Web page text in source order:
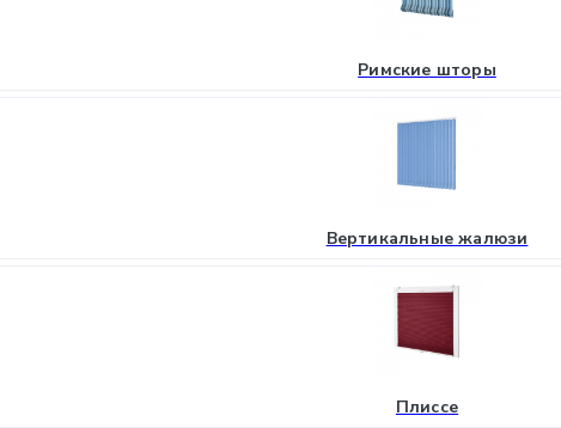
Римские шторы
Вертикальные жалюзи
Плиссе